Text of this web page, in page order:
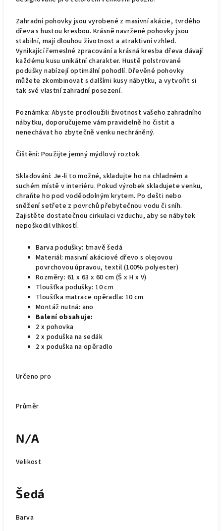
Zahradní pohovky jsou vyrobené z masivní akácie, tvrdého
dřeva s hustou kresbou. Krásně navržené pohovky jsou
stabilní, mají dlouhou životnost a atraktivní vzhled.
Vynikající řemeslné zpracování a krásná kresba dřeva dávají
každému kusu unikátní charakter. Hustě polstrované
podušky nabízejí optimální pohodlí. Dřevěné pohovky
můžete zkombinovat s dalšími kusy nábytku, a vytvořit si
tak své vlastní zahradní posezení.
Poznámka: Abyste prodloužili životnost vašeho zahradního
nábytku, doporučujeme vám pravidelně ho čistit a
nenechávat ho zbytečně venku nechráněný.
Čištění: Použijte jemný mýdlový roztok.
Skladování: Je-li to možné, skladujte ho na chladném a
suchém místě v interiéru. Pokud výrobek skladujete venku,
chraňte ho pod voděodolným krytem. Po dešti nebo
sněžení setřete z povrchů přebytečnou vodu či sníh.
Zajistěte dostatečnou cirkulaci vzduchu, aby se nábytek
nepoškodil vlhkostí.
Barva podušky: tmavě šedá
Materiál: masivní akáciové dřevo s olejovou
povrchovou úpravou, textil (100% polyester)
Rozměry: 61 x 63 x 60 cm (Š x H x V)
Tloušťka podušky: 10 cm
Tloušťka matrace opěradla: 10 cm
Montáž nutná: ano
Balení obsahuje:
2 x pohovka
2 x poduška na sedák
2 x poduška na opěradlo
Určeno pro
Průměr
N/A
Velikost
Šedá
Barva